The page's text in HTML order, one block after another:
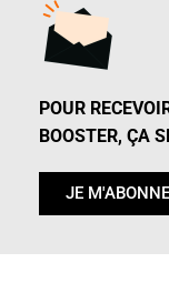
POUR
BOOSTER, ÇA
JE